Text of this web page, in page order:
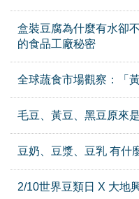
盒裝豆腐為什麼有水卻
的食品工廠秘密
全球蔬食市場觀察：「
毛豆、黃豆、黑豆原來
豆奶、豆漿、豆乳 有什
2/10世界豆類日 X 大地